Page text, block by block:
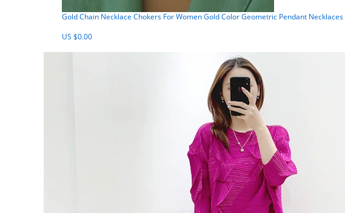
Gold Chain Necklace Chokers For Women Gold Color Geometric Pendant
US $0.00